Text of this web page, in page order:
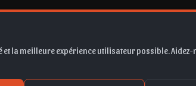
la meilleure expérience utilisateur possible. Aidez-